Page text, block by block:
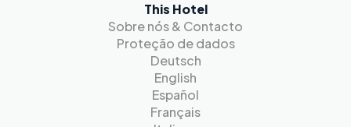
This Hotel
Sobre nós & Contacto
Proteção de dados
Deutsch
English
Español
Français